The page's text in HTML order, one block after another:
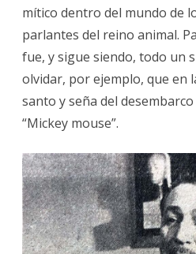
mítico dentro del mundo de
parlantes del reino animal.
fue, y sigue siendo, todo un
olvidar, por ejemplo, que en
santo y seña del
“Mickey mouse”.